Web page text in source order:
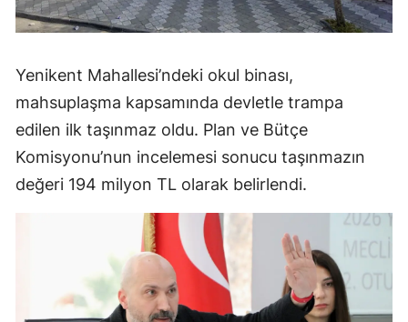
Yenikent Mahallesi’ndeki okul binası,
mahsuplaşma kapsamında devletle trampa
edilen ilk taşınmaz oldu. Plan ve Bütçe
Komisyonu’nun incelemesi sonucu taşınmazın
değeri 194 milyon TL olarak belirlendi.